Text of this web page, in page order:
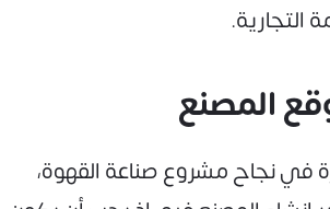
التجارية.
في نجاح مشروع صناعة القهوة،